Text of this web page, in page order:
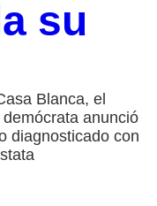
su
Blanca, el
anunció
diagnosticado con